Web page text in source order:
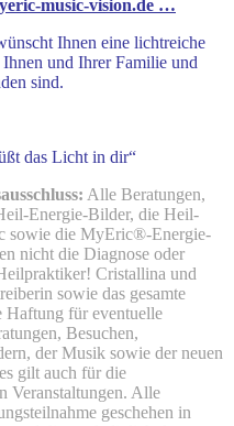
music-vision.de …
Ihnen eine lichtreiche
und Ihrer Familie und
sind.
das Licht in dir“
Alle Beratungen,
Energie-Bilder, die Heil-
sowie die MyEric®-Energie-
nicht die Diagnose oder
Cristallina und
sowie das gesamte
Haftung für eventuelle
Besuchen,
der Musik sowie der neuen
gilt auch für die
Veranstaltungen. Alle
geschehen in